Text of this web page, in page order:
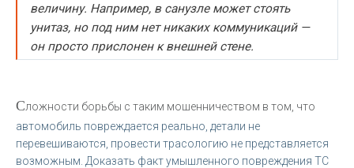
величину. Например, в санузле может стоять
унитаз, но под ним нет никаких коммуникаций —
он просто прислонен к внешней стене.
Сложности борьбы с таким мошенничеством в том, что
автомобиль повреждается реально, детали не
перевешиваются, провести трасологию не представляется
возможным. Доказать факт умышленного повреждения ТС